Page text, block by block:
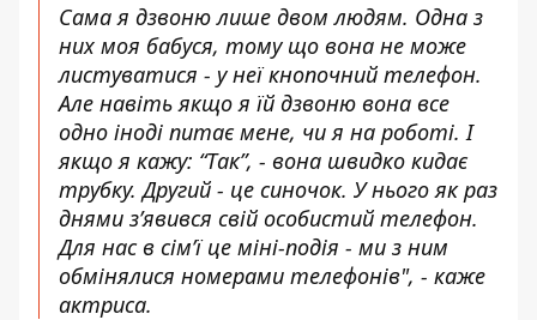
Сама я дзвоню лише двом людям. Одна з
них моя бабуся, тому що вона не може
листуватися - у неї кнопочний телефон.
Але навіть якщо я їй дзвоню вона все
одно іноді питає мене, чи я на роботі. І
якщо я кажу: “Так”, - вона швидко кидає
трубку. Другий - це синочок. У нього як раз
днями з’явився свій особистий телефон.
Для нас в сім’ї це міні-подія - ми з ним
обмінялися номерами телефонів", - каже
актриса.